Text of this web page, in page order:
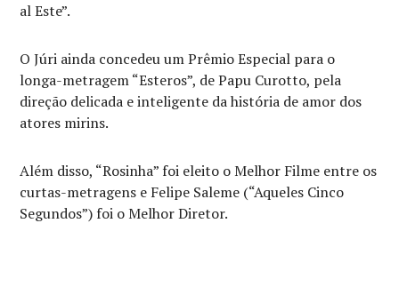
al Este”.
O Júri ainda concedeu um Prêmio Especial para o
longa-metragem “Esteros”, de Papu Curotto, pela
direção delicada e inteligente da história de amor dos
atores mirins.
Além disso, “Rosinha” foi eleito o Melhor Filme entre os
curtas-metragens e Felipe Saleme (“Aqueles Cinco
Segundos”) foi o Melhor Diretor.